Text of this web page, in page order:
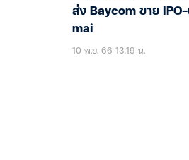
ส่ง Baycom ขาย IPO-
mai
10 พ.ย. 66 13:19 น.